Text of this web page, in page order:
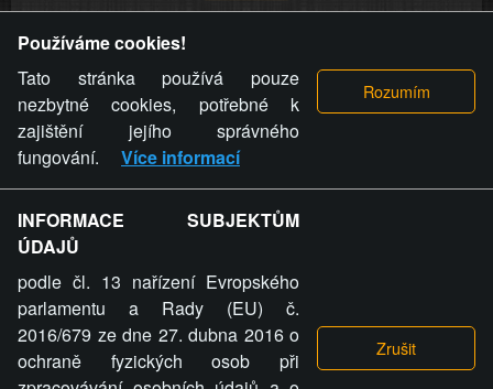
videa a komentáře. Osoba, které se toto opatření provozovatele
stránky týče, ani osoba, která umístila fotografii nebo video na
stránku, nemůže z důvodu odstranění fotografie, videa nebo
komentáře pro výše uvedenou okolnost uplatnit vůči
provozovateli stránky žádný nárok na náhradu škody nebo
nemajetkové újmy.
ZVRÁCENÝ.CZ - Svět není zvrácenej. To jen
ty lidi...
Používáme cookies!
Tato stránka používá pouze
nezbytné cookies, potřebné k
zajištění jejího správného
fungování.
Více informací
INFORMACE SUBJEKTŮM
ÚDAJŮ
podle čl. 13 nařízení Evropského
parlamentu a Rady (EU) č.
2016/679 ze dne 27. dubna 2016 o
ochraně fyzických osob při